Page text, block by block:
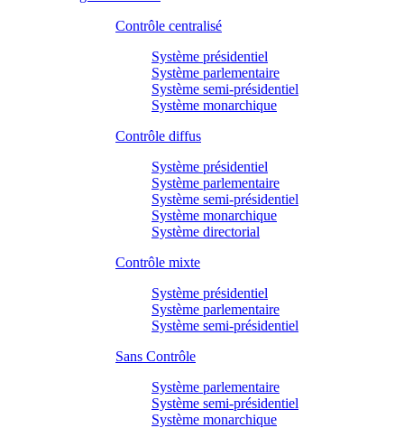
Contrôle centralisé
Système présidentiel
Système parlementaire
Système semi-présidentiel
Système monarchique
Contrôle diffus
Système présidentiel
Système parlementaire
Système semi-présidentiel
Système monarchique
Système directorial
Contrôle mixte
Système présidentiel
Système parlementaire
Système semi-présidentiel
Sans Contrôle
Système parlementaire
Système semi-présidentiel
Système monarchique